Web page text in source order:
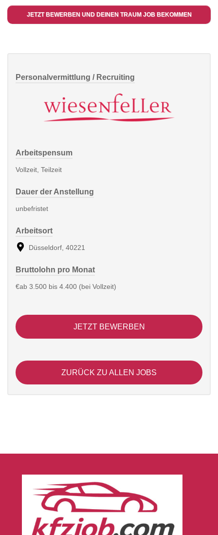
JETZT BEWERBEN UND DEINEN TRAUM JOB BEKOMMEN
Personalvermittlung / Recruiting
Arbeitspensum
Vollzeit, Teilzeit
Dauer der Anstellung
unbefristet
Arbeitsort
Düsseldorf, 40221
Bruttolohn pro Monat
€ab 3.500 bis 4.400 (bei Vollzeit)
JETZT BEWERBEN
ZURÜCK ZU ALLEN JOBS